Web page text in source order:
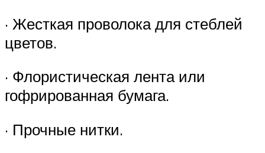
· Жесткая проволока для стеблей
цветов.
· Флористическая лента или
гофрированная бумага.
· Прочные нитки.